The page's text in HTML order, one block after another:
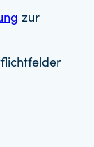
zur